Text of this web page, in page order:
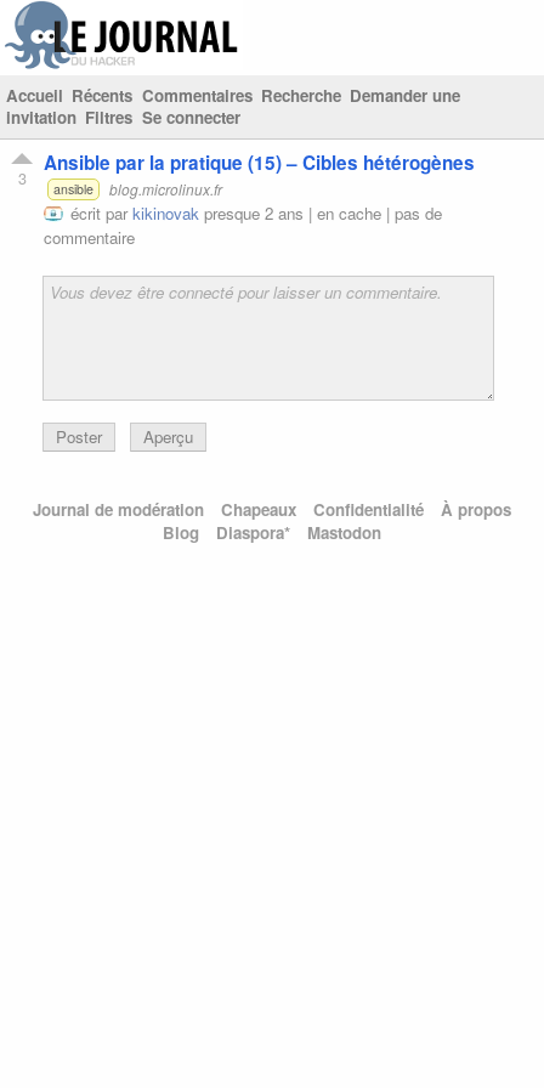
Accueil Récents Commentaires Recherche Demander une
invitation Filtres Se connecter
3
Ansible par la pratique (15) – Cibles hétérogènes
ansible blog.microlinux.fr
écrit parkikinovak presque 2 ans | en cache | pas de
commentaire
Poster Aperçu
Journal de modération Chapeaux Confidentialité
À propos
Blog
Diaspora* Mastodon